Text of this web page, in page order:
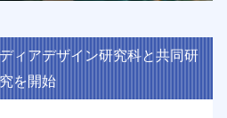
ィアデザイン研究科と共同研
究を開始